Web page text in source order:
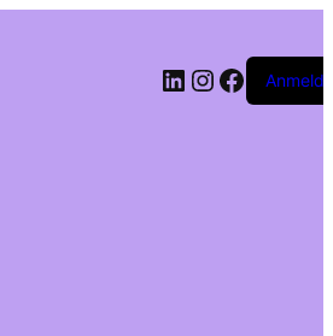
LinkedIn
Instagram